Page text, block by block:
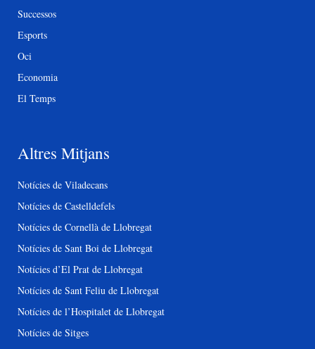
Successos
Esports
Oci
Economia
El Temps
Altres Mitjans
Notícies de Viladecans
Notícies de Castelldefels
Notícies de Cornellà de Llobregat
Notícies de Sant Boi de Llobregat
Notícies d’El Prat de Llobregat
Notícies de Sant Feliu de Llobregat
Notícies de l’Hospitalet de Llobregat
Notícies de Sitges